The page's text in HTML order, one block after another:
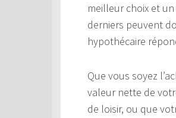
meilleur choix et
derniers peuvent
hypothécaire
Que vous soyez
valeur nette de
de loisir, ou que